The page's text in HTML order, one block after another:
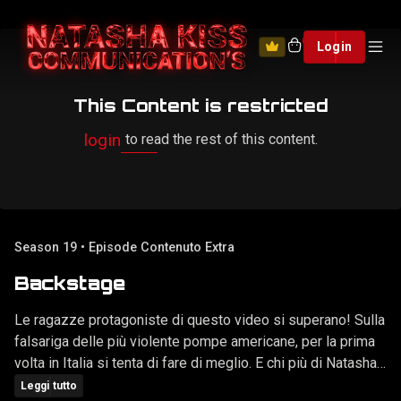
Login
This Content is restricted
login to read the rest of this content.
Season 19 • Episode Contenuto Extra
Backstage
Le ragazze protagoniste di questo video si superano! Sulla
falsariga delle più violente pompe americane, per la prima
volta in Italia si tenta di fare di meglio. E chi più di Natasha
se ne intende di sesso spinto? Blow-Jobs estremi, al
Leggi tutto